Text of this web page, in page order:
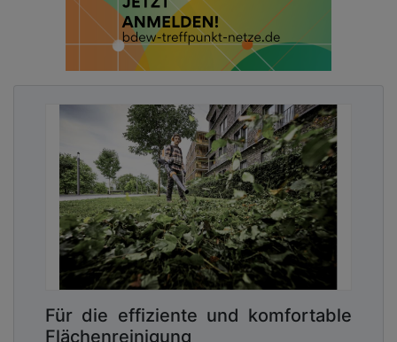
Für die effiziente und komfortable
Flächenreinigung